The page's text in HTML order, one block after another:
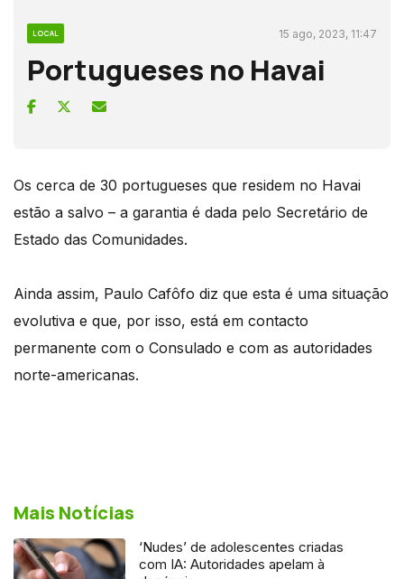
LOCAL 15 ago, 2023, 11:47
Portugueses no Havai
Os cerca de 30 portugueses que residem no Havai
estão a salvo – a garantia é dada pelo Secretário de
Estado das Comunidades.
Ainda assim, Paulo Cafôfo diz que esta é uma situação
evolutiva e que, por isso, está em contacto
permanente com o Consulado e com as autoridades
norte-americanas.
Mais Notícias
‘Nudes’ de adolescentes criadas
com IA: Autoridades apelam à